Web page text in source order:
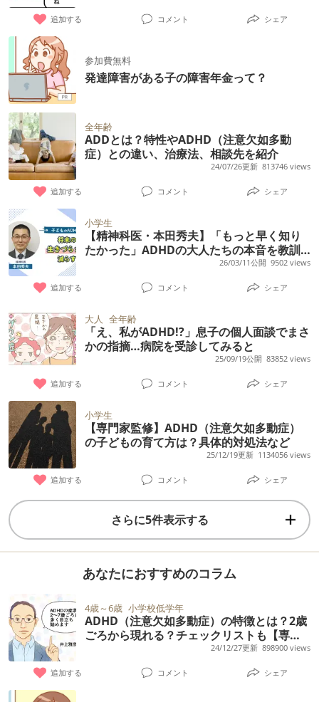
追加する コメント シェア
参加費無料
発達障害がある子の障害年金って？
全年齢
ADDとは？特性やADHD（注意欠如多動
症）との違い、治療法、相談先を紹介
24/07/26更新 813746 views
追加する コメント シェア
小学生
【精神科医・本田秀夫】「もっと早く知り
たかった」ADHDの大人たちの本音を教訓
に。自己評価を下げない子ども期の支援と
26/03/11公開 9502 views
追加する コメント シェア
大人 全年齢
「え、私がADHD!?」息子の個人面談でまさ
かの指摘…病院を受診してみると
25/09/19公開 83852 views
追加する コメント シェア
小学生
【専門家監修】ADHD（注意欠如多動症）
の子どもの育て方は？具体的対処法など
25/12/19更新 1134056 views
追加する コメント シェア
さらに5件表示する
あなたにおすすめのコラム
4歳～6歳 小学校低学年
ADHD（注意欠如多動症）の特徴とは？2歳
ごろから現れる？チェックリストも【専門
24/12/27更新 898900 views
追加する コメント シェア